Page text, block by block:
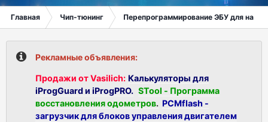
Главная Чип-тюнинг Перепрограммирование ЭБУ для
Рекламные объявления:
Продажи от Vasilich: Калькуляторы для
iProgGuard и iProgPRO. STool - Программа
восстановления одометров. PCMflash -
загрузчик для блоков управления двигателем